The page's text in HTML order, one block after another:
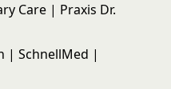
Care | Praxis Dr.
| SchnellMed |